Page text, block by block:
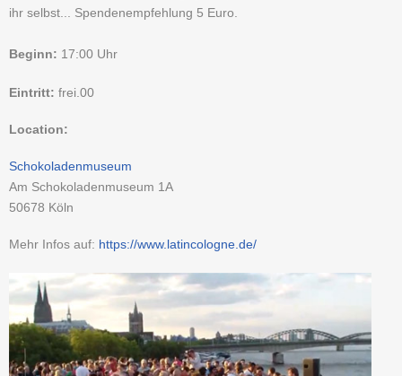
ihr selbst... Spendenempfehlung 5 Euro.
Beginn: 17:00 Uhr
Eintritt: frei.00
Location:
Schokoladenmuseum
Am Schokoladenmuseum 1A
50678 Köln
Mehr Infos auf: https://www.latincologne.de/